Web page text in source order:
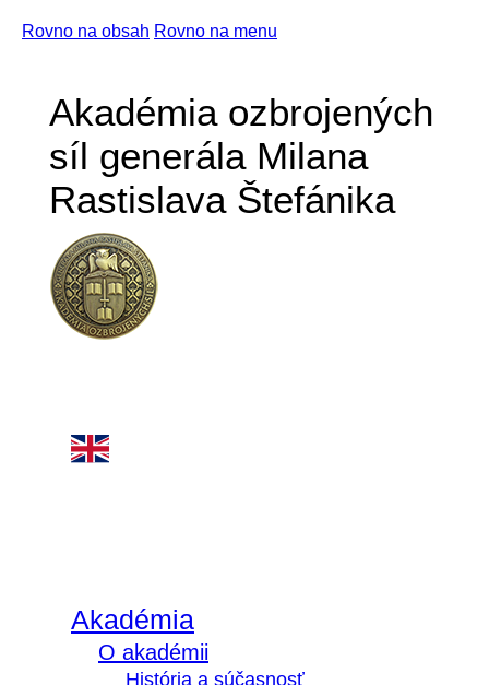
Rovno na obsah Rovno na menu
Akadémia ozbrojených
síl generála Milana
Rastislava Štefánika
Akadémia
O akadémii
História a súčasnosť